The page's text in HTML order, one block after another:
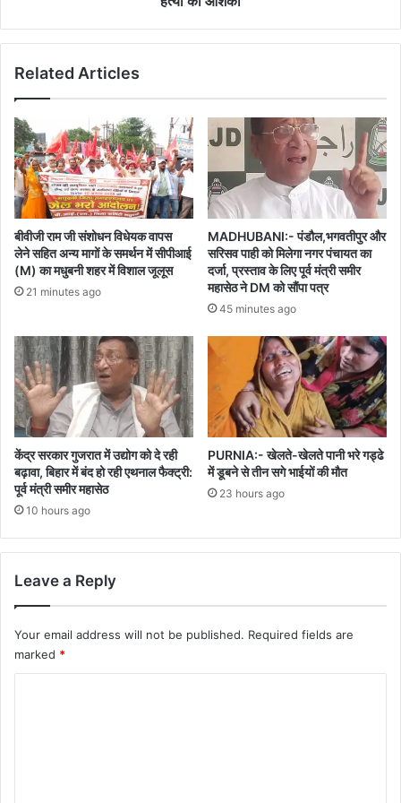
हत्या
Related Articles
बीवीजी राम जी संशोधन विधेयक वापस
लेने सहित अन्य मागों के समर्थन में सीपीआई
(M) का मधुबनी शहर में विशाल जूलूस
21 minutes ago
MADHUBANI:- पंडौल,भगवतीपुर और
सरिसव पाही को मिलेगा नगर पंचायत का
दर्जा, प्रस्ताव के लिए पूर्व मंत्री समीर
महासेठ ने DM को सौंपा पत्र
45 minutes ago
केंद्र सरकार गुजरात में उद्योग को दे रही
बढ़ावा, बिहार में बंद हो रही एथनाल फैक्ट्री:
पूर्व मंत्री समीर महासेठ
10 hours ago
PURNIA:- खेलते-खेलते पानी भरे गड्ढे
में डूबने से तीन सगे भाईयों की मौत
23 hours ago
Leave a Reply
Your email address will not be published. Required fields are
marked *